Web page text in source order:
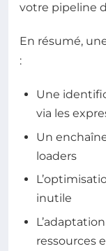
votre pipeline
En résumé,
:
Une
via les
Un
loaders
inutile
ressources